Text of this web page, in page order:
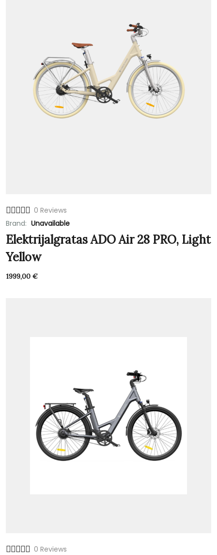
0 Reviews
Brand: Unavailable
Elektrijalgratas ADO Air 28 PRO, Light
Yellow
1999,00 €
0 Reviews